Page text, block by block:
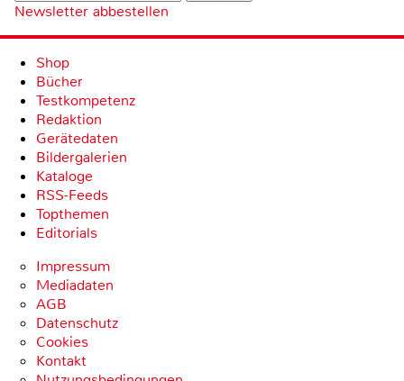
Newsletter abbestellen
Shop
Bücher
Testkompetenz
Redaktion
Gerätedaten
Bildergalerien
Kataloge
RSS-Feeds
Topthemen
Editorials
Impressum
Mediadaten
AGB
Datenschutz
Cookies
Kontakt